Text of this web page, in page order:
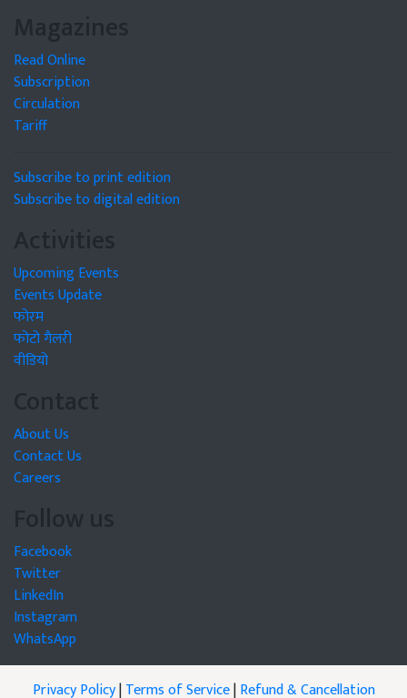
Magazines
Read Online
Subscription
Circulation
Tariff
Subscribe to print edition
Subscribe to digital edition
Activities
Upcoming Events
Events Update
फोरम
फोटो गैलरी
वीडियो
Contact
About Us
Contact Us
Careers
Follow us
Facebook
Twitter
LinkedIn
Instagram
WhatsApp
Privacy Policy|Terms of Service|Refund & Cancellation